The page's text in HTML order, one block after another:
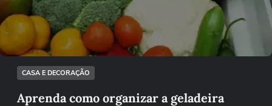
Tentar novamente
CASA E DECORAÇÃO
Aprenda como organizar a geladeira